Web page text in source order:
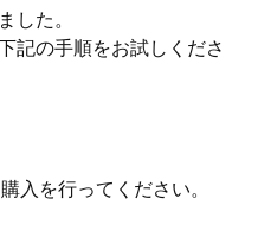
した。
記の手順をお試しくださ
入を行ってください。